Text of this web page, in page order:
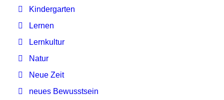
Kindergarten
Lernen
Lernkultur
Natur
Neue Zeit
neues Bewusstsein